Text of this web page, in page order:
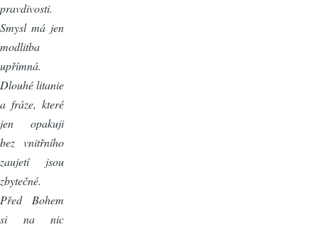
pravdivosti.
Smysl má jen
modlitba
upřímná.
Dlouhé litanie
a fráze, které
jen opakuji
bez vnitřního
zaujetí jsou
zbytečné.
Před Bohem
si na nic